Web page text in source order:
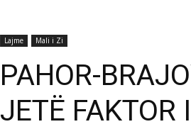
Lajme Mali i Zi
PAHOR-
JETË FAKTOR